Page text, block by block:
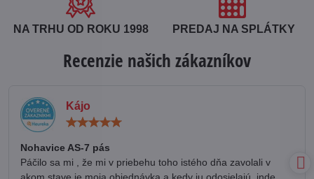
NA TRHU OD ROKU 1998 PREDAJ NA SPLÁTKY
Recenzie našich zákazníkov
Kájo
Nohavice AS-7 pás
Páčilo sa mi , že mi v priebehu toho istého dňa zavolali v
akom stave je moja objednávka a kedy ju odosielajú, inde